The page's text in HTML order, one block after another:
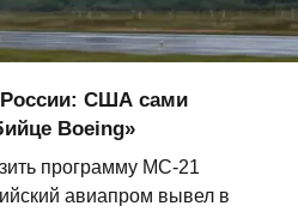
России: США сами
Boeing»
программу МС-21
авиапром вывел в